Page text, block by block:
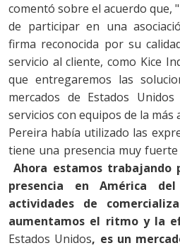
comentó sobre el acuerdo que,
de participar en una
firma reconocida por su
servicio al cliente, como Kice
que entregaremos las
mercados de Estados
servicios con equipos de la más
Pereira había utilizado las
tiene una presencia muy
Ahora estamos trabajando
presencia en América
actividades de
aumentamos el ritmo y la
Estados Unidos, es un